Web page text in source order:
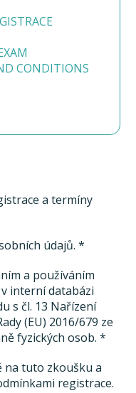
CONDITIONS
a termíny
údajů. *
a používáním
interní databázi
s čl. 13 Nařízení
(EU) 2016/679 ze
fyzických osob. *
na tuto zkoušku a
registrace.